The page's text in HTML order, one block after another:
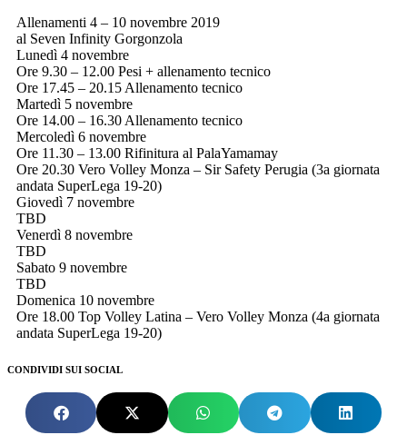
Allenamenti 4 – 10 novembre 2019
al Seven Infinity Gorgonzola
Lunedì 4 novembre
Ore 9.30 – 12.00 Pesi + allenamento tecnico
Ore 17.45 – 20.15 Allenamento tecnico
Martedì 5 novembre
Ore 14.00 – 16.30 Allenamento tecnico
Mercoledì 6 novembre
Ore 11.30 – 13.00 Rifinitura al PalaYamamay
Ore 20.30 Vero Volley Monza – Sir Safety Perugia (3a giornata
andata SuperLega 19-20)
Giovedì 7 novembre
TBD
Venerdì 8 novembre
TBD
Sabato 9 novembre
TBD
Domenica 10 novembre
Ore 18.00 Top Volley Latina – Vero Volley Monza (4a giornata
andata SuperLega 19-20)
CONDIVIDI SUI SOCIAL